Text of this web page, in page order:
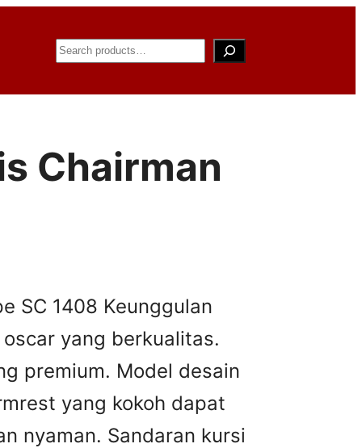
Search
Chairman
SC 1408 Keunggulan
yang berkualitas.
premium. Model desain
yang kokoh dapat
nyaman. Sandaran kursi